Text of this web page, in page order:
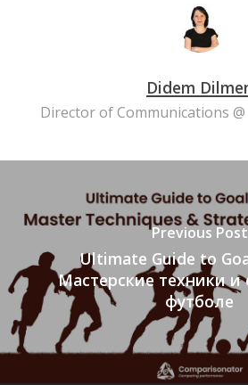
Didem
Director of Communications
Previous Post
Ultimate Guide to
Мастерские техники и
футболе